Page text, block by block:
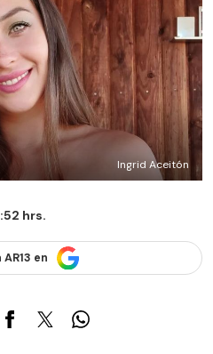
Ingrid Aceitón
hrs.
en